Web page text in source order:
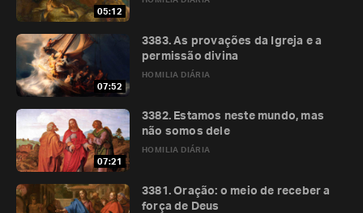
05:12
07:52
HOMILIA DIÁRIA
3383. As provações da Igreja e a
permissão divina
07:21
HOMILIA DIÁRIA
3382. Estamos neste mundo, mas
não somos dele
3381. Oração: o meio de receber a
força de Deus